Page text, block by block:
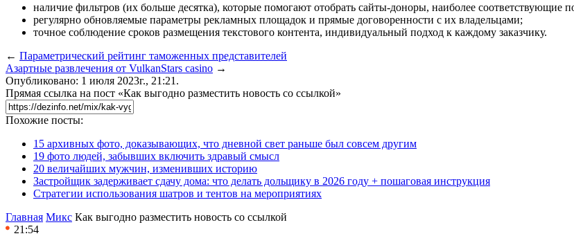
наличие фильтров (их больше десятка), которые помогают отобрать сайты-доноры, наиболее соответствующие
регулярно обновляемые параметры рекламных площадок и прямые договоренности с их владельцами;
точное соблюдение сроков размещения текстового контента, индивидуальный подход к каждому заказчику.
← Параметрический рейтинг таможенных представителей
Азартные развлечения от VulkanStars casino →
Опубликовано: 1 июля 2023г., 21:21.
Прямая ссылка на пост «Как выгодно разместить новость со ссылкой»
Похожие посты:
15 архивных фото, доказывающих, что дневной свет раньше был совсем другим
19 фото людей, забывших включить здравый смысл
20 величайших мужчин, изменивших историю
Застройщик задерживает сдачу дома: что делать дольщику в 2026 году + пошаговая инструкция
Стратегии использования шатров и тентов на мероприятиях
Главная Микс Как выгодно разместить новость со ссылкой
21:54